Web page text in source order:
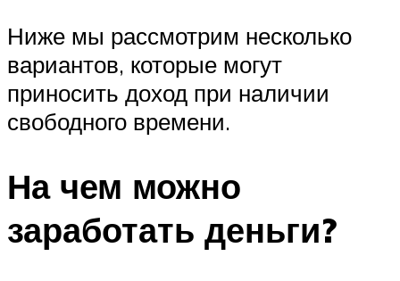
Ниже мы рассмотрим несколько
вариантов, которые могут
приносить доход при наличии
свободного времени.
На чем можно
заработать деньги?